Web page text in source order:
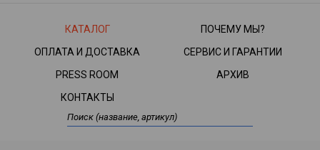
КАТАЛОГ
ПОЧЕМУ МЫ?
ОПЛАТА И ДОСТАВКА
СЕРВИС И ГАРАНТИИ
PRESS ROOM
АРХИВ
КОНТАКТЫ